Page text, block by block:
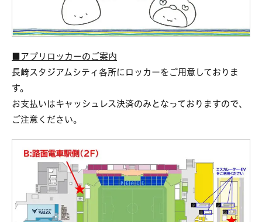
■アプリロッカーのご案内
長崎スタジアムシティ各所にロッカーをご用意しておりま
す。
お支払いはキャッシュレス決済のみとなっておりますので、
ご注意ください。